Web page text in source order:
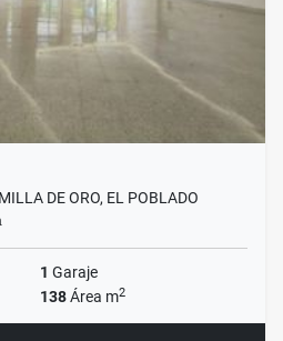
DE ORO, EL POBLADO
1 Garaje
138Área m2